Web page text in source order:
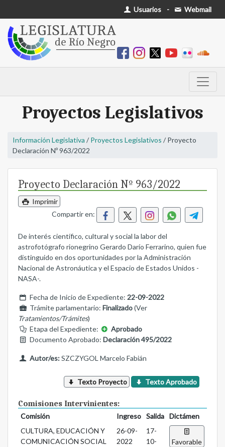
Usuarios - Webmail
Proyectos Legislativos
Información Legislativa / Proyectos Legislativos / Proyecto
Declaración Nº 963/2022
Proyecto Declaración Nº 963/2022
Imprimir
Compartir en:
De interés científico, cultural y social la labor del
astrofotógrafo rionegrino Gerardo Darío Ferrarino, quien fue
distinguido en dos oportunidades por la Administración
Nacional de Astronáutica y el Espacio de Estados Unidos -
NASA-.
Fecha de Inicio de Expediente: 22-09-2022
Trámite parlamentario: Finalizado(Ver
Tratamientos/Trámites)
Etapa del Expediente:
Aprobado
Documento Aprobado: Declaración 495/2022
Autor/es:SZCZYGOL Marcelo Fabián
Texto Proyecto Texto Aprobado
Comisiones Intervinientes:
Comisión Ingreso Salida
Dictámen
CULTURA, EDUCACIÓN Y
COMUNICACIÓN SOCIAL
26-09-
2022
17-
10-
Favorable